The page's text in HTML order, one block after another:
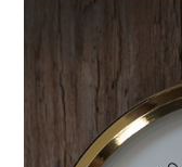
TRAVAUX
DÉMÉNAGEMENT